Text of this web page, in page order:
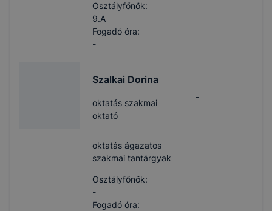
Osztályfőnök:
9.A
Fogadó óra:
-
Szalkai Dorina
oktatás szakmai
oktató
oktatás ágazatos
szakmai tantárgyak
-
Osztályfőnök:
-
Fogadó óra: